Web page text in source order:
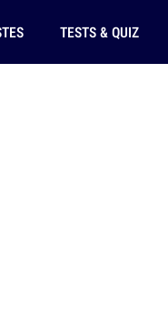
TESTS & QUIZ